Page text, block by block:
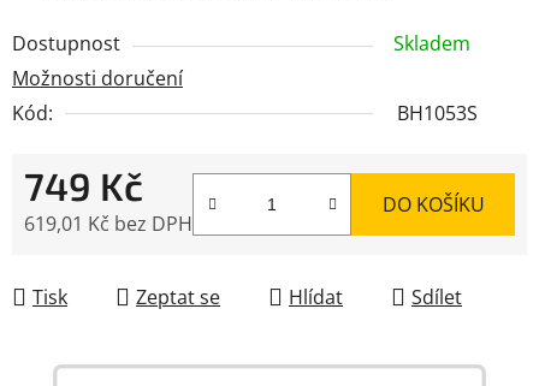
Dostupnost
Skladem
Možnosti doručení
Kód:
BH1053S
749 Kč
619,01 Kč bez DPH
DO KOŠÍKU
Tisk Zeptat se Hlídat Sdílet